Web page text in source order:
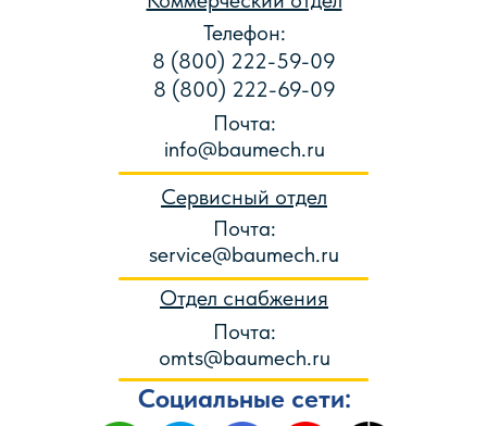
Телефон:
8 (800) 222-59-09
8 (800) 222-69-09
Сервисный отдел
Социальные сети:
Почта:
info@baumech.ru
Отдел снабжения
Почта:
service@baumech.ru
Почта:
omts@baumech.ru